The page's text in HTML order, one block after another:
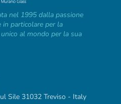
nel 1995 dalla passione
in particolare per la
al mondo per la sua
Sile 31032 Treviso - Italy